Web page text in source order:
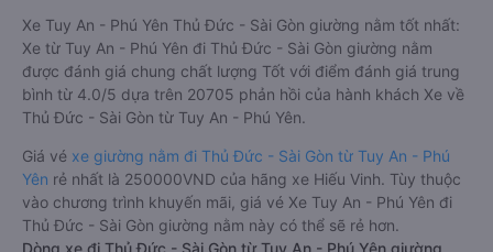
Xe Tuy An - Phú Yên Thủ Đức - Sài Gòn giường nằm tốt nhất:
Xe từ Tuy An - Phú Yên đi Thủ Đức - Sài Gòn giường nằm
được đánh giá chung chất lượng Tốt với điểm đánh giá trung
bình từ 4.0/5 dựa trên 20705 phản hồi của hành khách Xe về
Thủ Đức - Sài Gòn từ Tuy An - Phú Yên.
Giá vé xe giường nằm đi Thủ Đức - Sài Gòn từ Tuy An - Phú
Yên rẻ nhất là 250000VND của hãng xe Hiếu Vinh. Tùy thuộc
vào chương trình khuyến mãi, giá vé Xe Tuy An - Phú Yên đi
Thủ Đức - Sài Gòn giường nằm này có thể sẽ rẻ hơn.
Dòng xe đi Thủ Đức - Sài Gòn từ Tuy An - Phú Yên giường